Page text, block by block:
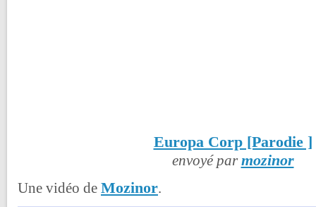
Europa Corp [Parodie ]
envoyé parmozinor
Une vidéo de Mozinor.